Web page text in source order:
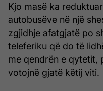
Kjo masë ka
autobusëve në një
zgjidhje afatgjatë po
teleferiku që do të
me qendrën e qytetit,
votojnë gjatë këtij viti.